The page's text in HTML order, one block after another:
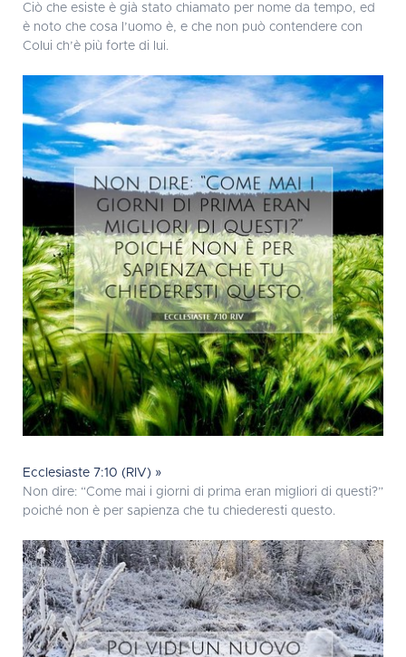
Ciò che esiste è già stato chiamato per nome da tempo, ed
è noto che cosa l’uomo è, e che non può contendere con
Colui ch’è più forte di lui.
Ecclesiaste 7:10 (RIV) »
Non dire: “Come mai i giorni di prima eran migliori di questi?”
poiché non è per sapienza che tu chiederesti questo.